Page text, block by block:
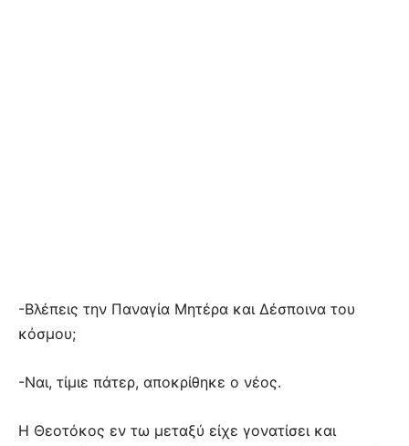
-Βλέπεις την Παναγία Μητέρα και Δέσποινα του
κόσμου;
-Ναι, τίμιε πάτερ, αποκρίθηκε ο νέος.
Η Θεοτόκος εν τω μεταξύ είχε γονατίσει και